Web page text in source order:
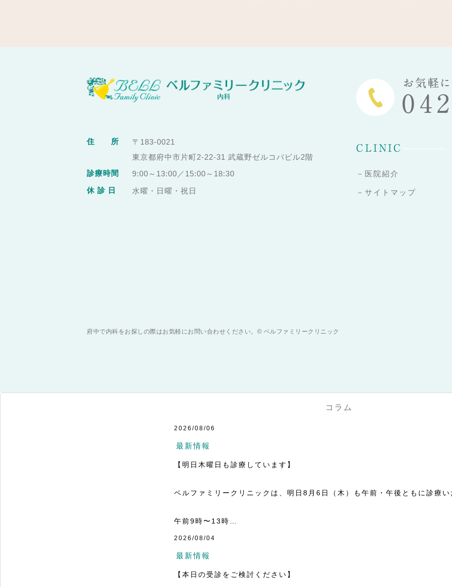
住 所
〒183-0021
東京都府中市片町2-22-31 武蔵野ゼルコバビル2階
診療時間
9:00～13:00／15:00～18:30
休 診 日
水曜・日曜・祝日
CLINIC
－医院紹介
－サイトマップ
府中で内科をお探しの際はお気軽にお問い合わせください。© ベルファミリークリニック
コラム
2026/08/06
最新情報
【明日木曜日も診療しています】
ベルファミリークリニックは、明日8月6日（木）も午前・午後ともに診療
午前9時〜13時
午後15時〜18時30分
2026/08/04
最新情報
【本日の受診をご検討ください】